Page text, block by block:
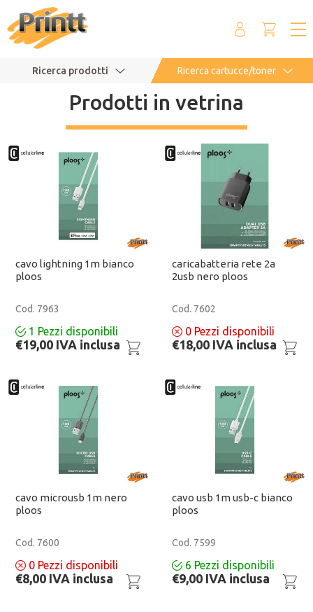
Ricerca prodotti Ricerca cartucce/toner
Prodotti in vetrina
cavo lightning 1m bianco
ploos
Cod. 7963
1 Pezzi disponibili
€19,00 IVA inclusa
caricabatteria rete 2a
2usb nero ploos
Cod. 7602
0 Pezzi disponibili
€18,00 IVA inclusa
cavo microusb 1m nero
ploos
Cod. 7600
0 Pezzi disponibili
€8,00 IVA inclusa
cavo usb 1m usb-c bianco
ploos
Cod. 7599
6 Pezzi disponibili
€9,00 IVA inclusa